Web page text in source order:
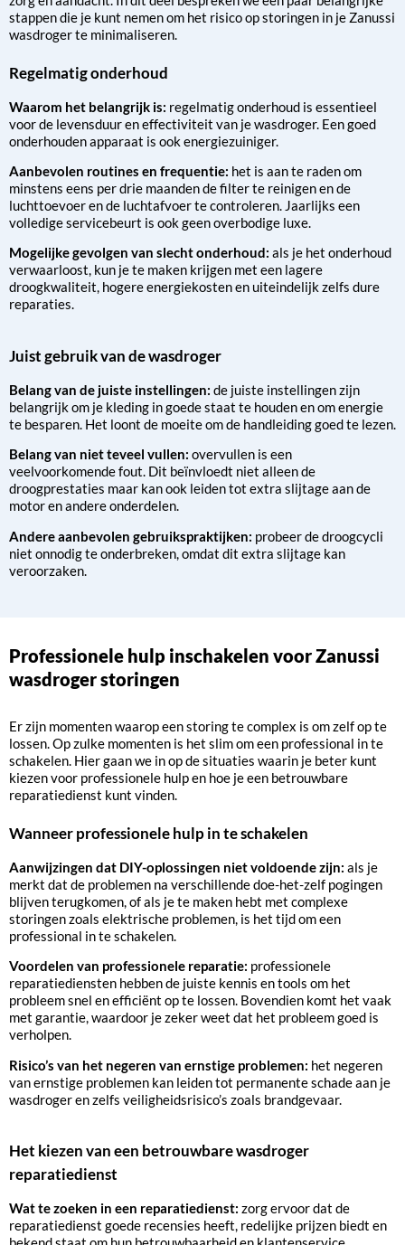
stappen die je kunt nemen om het risico op storingen in je Zanussi
wasdroger te minimaliseren.
Regelmatig onderhoud
Waarom het belangrijk is: regelmatig onderhoud is essentieel
voor de levensduur en effectiviteit van je wasdroger. Een goed
onderhouden apparaat is ook energiezuiniger.
Aanbevolen routines en frequentie: het is aan te raden om
minstens eens per drie maanden de filter te reinigen en de
luchttoevoer en de luchtafvoer te controleren. Jaarlijks een
volledige servicebeurt is ook geen overbodige luxe.
Mogelijke gevolgen van slecht onderhoud: als je het onderhoud
verwaarloost, kun je te maken krijgen met een lagere
droogkwaliteit, hogere energiekosten en uiteindelijk zelfs dure
reparaties.
Juist gebruik van de wasdroger
Belang van de juiste instellingen: de juiste instellingen zijn
belangrijk om je kleding in goede staat te houden en om energie
te besparen. Het loont de moeite om de handleiding goed te lezen.
Belang van niet teveel vullen: overvullen is een
veelvoorkomende fout. Dit beïnvloedt niet alleen de
droogprestaties maar kan ook leiden tot extra slijtage aan de
motor en andere onderdelen.
Andere aanbevolen gebruikspraktijken: probeer de droogcycli
niet onnodig te onderbreken, omdat dit extra slijtage kan
veroorzaken.
Professionele hulp inschakelen voor Zanussi
wasdroger storingen
Er zijn momenten waarop een storing te complex is om zelf op te
lossen. Op zulke momenten is het slim om een professional in te
schakelen. Hier gaan we in op de situaties waarin je beter kunt
kiezen voor professionele hulp en hoe je een betrouwbare
reparatiedienst kunt vinden.
Wanneer professionele hulp in te schakelen
Aanwijzingen dat DIY-oplossingen niet voldoende zijn: als je
merkt dat de problemen na verschillende doe-het-zelf pogingen
blijven terugkomen, of als je te maken hebt met complexe
storingen zoals elektrische problemen, is het tijd om een
professional in te schakelen.
Voordelen van professionele reparatie: professionele
reparatiediensten hebben de juiste kennis en tools om het
probleem snel en efficiënt op te lossen. Bovendien komt het vaak
met garantie, waardoor je zeker weet dat het probleem goed is
verholpen.
Risico’s van het negeren van ernstige problemen: het negeren
van ernstige problemen kan leiden tot permanente schade aan je
wasdroger en zelfs veiligheidsrisico’s zoals brandgevaar.
Het kiezen van een betrouwbare wasdroger
reparatiedienst
Wat te zoeken in een reparatiedienst: zorg ervoor dat de
reparatiedienst goede recensies heeft, redelijke prijzen biedt en